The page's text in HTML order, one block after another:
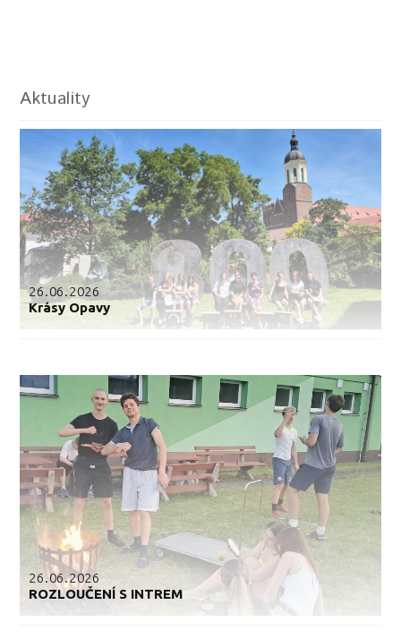
Aktuality
26.06.2026
Krásy Opavy
26.06.2026
ROZLOUČENÍ S INTREM